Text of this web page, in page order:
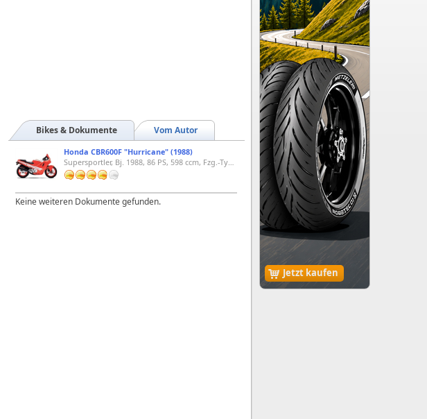
Jetzt kaufen
Vom Autor
Bikes & Dokumente
Honda CBR600F "Hurricane" (1988)
Supersportler, Bj. 1988, 86 PS, 598 ccm, Fzg.-Typ PC19
Keine weiteren Dokumente gefunden.